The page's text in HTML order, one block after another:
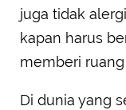
juga tidak
kapan harus
memberi
Di dunia yang